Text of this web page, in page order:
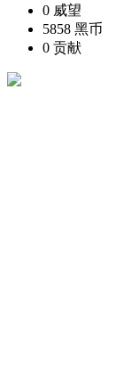
0 威望
5858 黑币
0 贡献